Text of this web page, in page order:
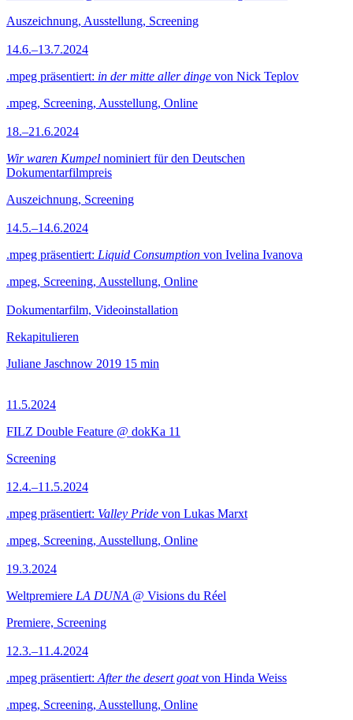
Auszeichnung, Ausstellung, Screening
14.6.–13.7.2024
.mpeg präsentiert: in der mitte aller dinge von Nick Teplov
.mpeg, Screening, Ausstellung, Online
18.–21.6.2024
Wir waren Kumpel nominiert für den Deutschen
Dokumentarfilmpreis
Auszeichnung, Screening
14.5.–14.6.2024
.mpeg präsentiert: Liquid Consumption von Ivelina Ivanova
.mpeg, Screening, Ausstellung, Online
Dokumentarfilm, Videoinstallation
Rekapitulieren
Juliane Jaschnow 2019 15 min
11.5.2024
FILZ Double Feature @ dokKa 11
Screening
12.4.–11.5.2024
.mpeg präsentiert: Valley Pride von Lukas Marxt
.mpeg, Screening, Ausstellung, Online
19.3.2024
Weltpremiere LA DUNA @ Visions du Réel
Premiere, Screening
12.3.–11.4.2024
.mpeg präsentiert: After the desert goatvon Hinda Weiss
.mpeg, Screening, Ausstellung, Online